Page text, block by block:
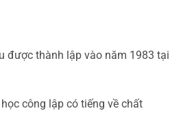
được thành lập vào năm 1983 tại
công lập có tiếng về chất